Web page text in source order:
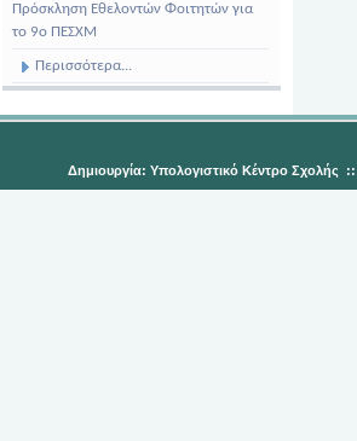
Πρόσκληση Εθελοντών Φοιτητών για
το 9ο ΠΕΣΧΜ
Περισσότερα...
Δημιουργία: Υπολογιστικό Κέντρο Σχολής ::